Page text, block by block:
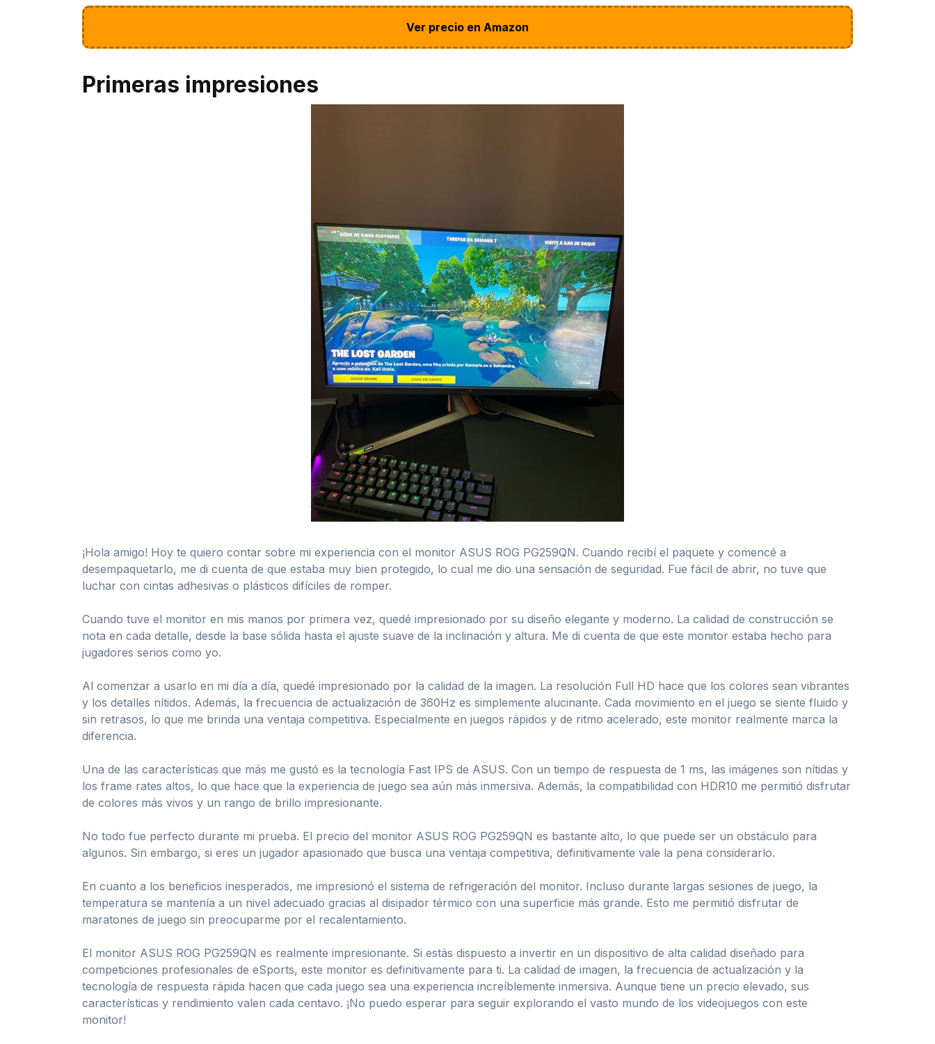
Ver precio en Amazon
Primeras impresiones
¡Hola amigo! Hoy te quiero contar sobre mi experiencia con el monitor ASUS ROG PG259QN. Cuando recibí el paquete y comencé a
desempaquetarlo, me di cuenta de que estaba muy bien protegido, lo cual me dio una sensación de seguridad. Fue fácil de abrir, no tuve que
luchar con cintas adhesivas o plásticos difíciles de romper.
Cuando tuve el monitor en mis manos por primera vez, quedé impresionado por su diseño elegante y moderno. La calidad de construcción se
nota en cada detalle, desde la base sólida hasta el ajuste suave de la inclinación y altura. Me di cuenta de que este monitor estaba hecho para
jugadores serios como yo.
Al comenzar a usarlo en mi día a día, quedé impresionado por la calidad de la imagen. La resolución Full HD hace que los colores sean vibrantes
y los detalles nítidos. Además, la frecuencia de actualización de 360Hz es simplemente alucinante. Cada movimiento en el juego se siente fluido y
sin retrasos, lo que me brinda una ventaja competitiva. Especialmente en juegos rápidos y de ritmo acelerado, este monitor realmente marca la
diferencia.
Una de las características que más me gustó es la tecnología Fast IPS de ASUS. Con un tiempo de respuesta de 1 ms, las imágenes son nítidas y
los frame rates altos, lo que hace que la experiencia de juego sea aún más inmersiva. Además, la compatibilidad con HDR10 me permitió disfrutar
de colores más vivos y un rango de brillo impresionante.
No todo fue perfecto durante mi prueba. El precio del monitor ASUS ROG PG259QN es bastante alto, lo que puede ser un obstáculo para
algunos. Sin embargo, si eres un jugador apasionado que busca una ventaja competitiva, definitivamente vale la pena considerarlo.
En cuanto a los beneficios inesperados, me impresionó el sistema de refrigeración del monitor. Incluso durante largas sesiones de juego, la
temperatura se mantenía a un nivel adecuado gracias al disipador térmico con una superficie más grande. Esto me permitió disfrutar de
maratones de juego sin preocuparme por el recalentamiento.
El monitor ASUS ROG PG259QN es realmente impresionante. Si estás dispuesto a invertir en un dispositivo de alta calidad diseñado para
competiciones profesionales de eSports, este monitor es definitivamente para ti. La calidad de imagen, la frecuencia de actualización y la
tecnología de respuesta rápida hacen que cada juego sea una experiencia increíblemente inmersiva. Aunque tiene un precio elevado, sus
características y rendimiento valen cada centavo. ¡No puedo esperar para seguir explorando el vasto mundo de los videojuegos con este
monitor!